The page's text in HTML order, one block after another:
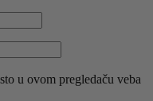
u ovom pregledaču veba